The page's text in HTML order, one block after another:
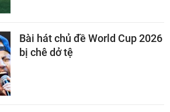
Bài hát chủ đề World Cup 2026
bị chê dở tệ